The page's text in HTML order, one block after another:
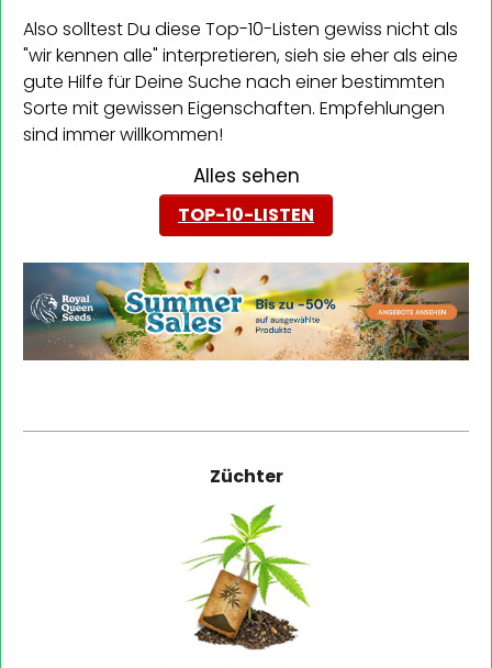
Also solltest Du diese Top-10-Listen gewiss nicht als
"wir kennen alle" interpretieren, sieh sie eher als eine
gute Hilfe für Deine Suche nach einer bestimmten
Sorte mit gewissen Eigenschaften. Empfehlungen
sind immer willkommen!
Alles sehen
TOP-10-LISTEN
Züchter